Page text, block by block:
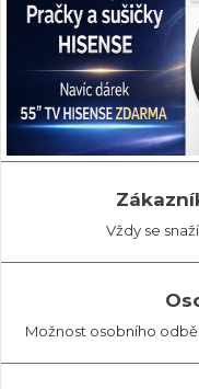
Vždy se
Možnost osobního